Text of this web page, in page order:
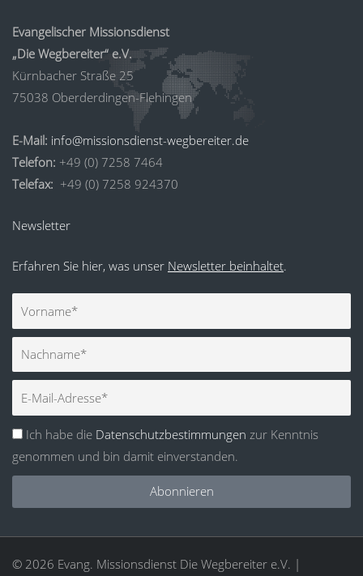
Evangelischer Missionsdienst
„Die Wegbereiter“ e.V.
Kürnbacher Straße 25
75038 Oberderdingen-Flehingen
E-Mail: info@missionsdienst-wegbereiter.de
Telefon: +49 (0) 7258 7464
Telefax: +49 (0) 7258 924370
Newsletter
Erfahren Sie hier, was unser Newsletter beinhaltet.
Vorname
Nachname
Mail
Ich habe die Datenschutzbestimmungen zur Kenntnis
genommen und bin damit einverstanden.
Abonnieren
© 2026 Evang. Missionsdienst Die Wegbereiter e.V. |